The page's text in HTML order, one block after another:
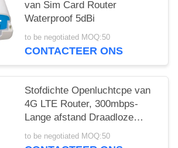
van Sim Card Router
Waterproof 5dBi
to be negotiated MOQ:50
CONTACTEER ONS
Stofdichte Openluchtcpe van
4G LTE Router, 300mbps-
Lange afstand Draadloze
Router
to be negotiated MOQ:50